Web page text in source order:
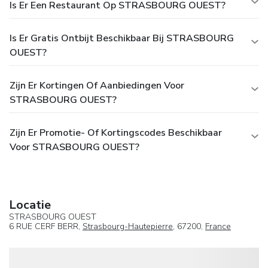
Is Er Een Restaurant Op STRASBOURG OUEST?
Is Er Gratis Ontbijt Beschikbaar Bij STRASBOURG
OUEST?
Zijn Er Kortingen Of Aanbiedingen Voor
STRASBOURG OUEST?
Zijn Er Promotie- Of Kortingscodes Beschikbaar
Voor STRASBOURG OUEST?
Locatie
STRASBOURG OUEST
6 RUE CERF BERR, Strasbourg-Hautepierre, 67200, France